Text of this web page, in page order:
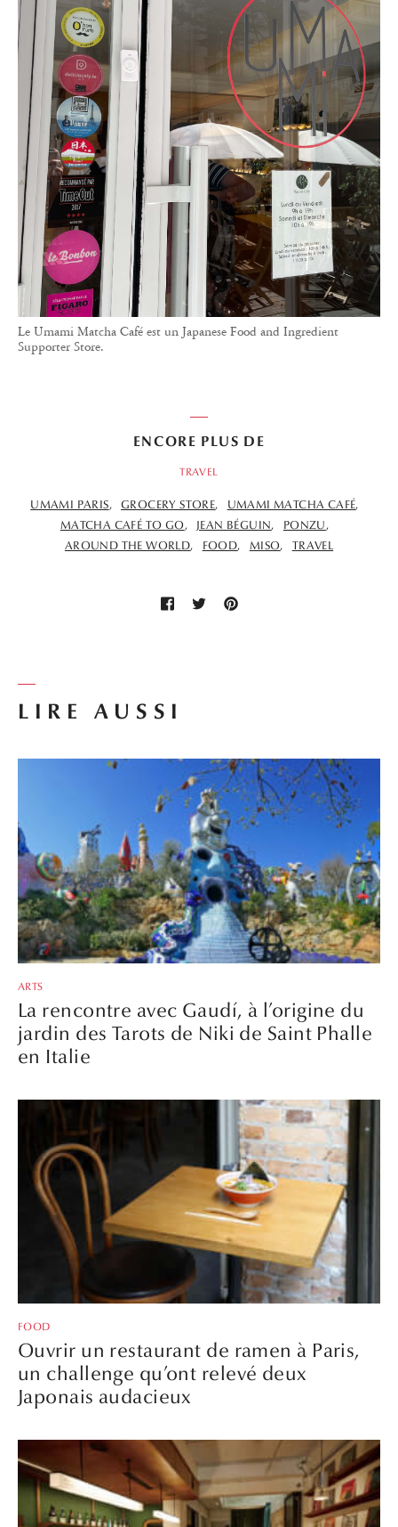
Le Umami Matcha Café est un Japanese Food and Ingredient
Supporter Store.
LIRE AUSSI
ARTS
La rencontre avec Gaudí, à l’origine du
jardin des Tarots de Niki de Saint Phalle
en Italie
FOOD
Ouvrir un restaurant de ramen à Paris,
un challenge qu’ont relevé deux
Japonais audacieux
ENCORE PLUS DE
TRAVEL
UMAMI PARIS GROCERY STORE
UMAMI MATCHA CAFÉ
MATCHA CAFÉ TO GO
JEAN BÉGUIN
PONZU
AROUND THE WORLD
FOOD MISO TRAVEL